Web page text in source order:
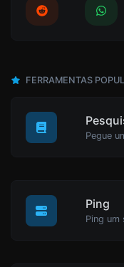
FERRAMENTAS
Ping
Ping